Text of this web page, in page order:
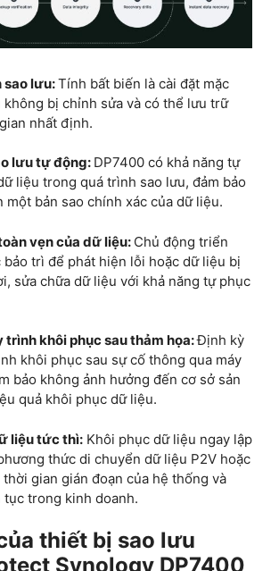
sao lưu:Tính bất biến là cài đặt mặc
bị chỉnh sửa và có thể lưu trữ
nhất định.
lưu tự động: DP7400 có khả năng tự
liệu trong quá trình sao lưu, đảm bảo
một bản sao chính xác của dữ liệu.
vẹn của dữ liệu: Chủ động triển
bảo trì để phát hiện lỗi hoặc dữ liệu bị
sửa chữa dữ liệu với khả năng tự phục
trình khôi phục sau thảm họa:Định kỳ
khôi phục sau sự cố thông qua máy
bảo không ảnh hưởng đến cơ sở sản
quả khôi phục dữ liệu.
liệu tức thì: Khôi phục dữ liệu ngay lập
thức di chuyển dữ liệu P2V hoặc
thời gian gián đoạn của hệ thống và
trong kinh doanh.
thiết bị sao lưu
Synology DP7400